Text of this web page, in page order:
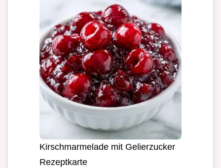
Kirschmarmelade mit Gelierzucker
Rezeptkarte